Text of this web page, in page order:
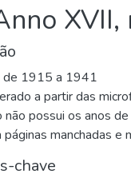
XVII,
de 1915 a 1941
a partir das
não possui os anos
manchadas e
chave